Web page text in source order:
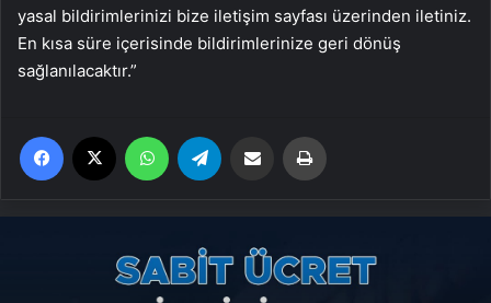
yasal bildirimlerinizi bize iletişim sayfası üzerinden iletiniz.
En kısa süre içerisinde bildirimlerinize geri dönüş
sağlanılacaktır.”
Facebook WhatsApp Email'den paylaş